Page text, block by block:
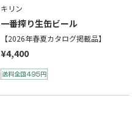
キリン
一番搾り生缶ビール
【2026年春夏カタログ掲載品】
¥4,400